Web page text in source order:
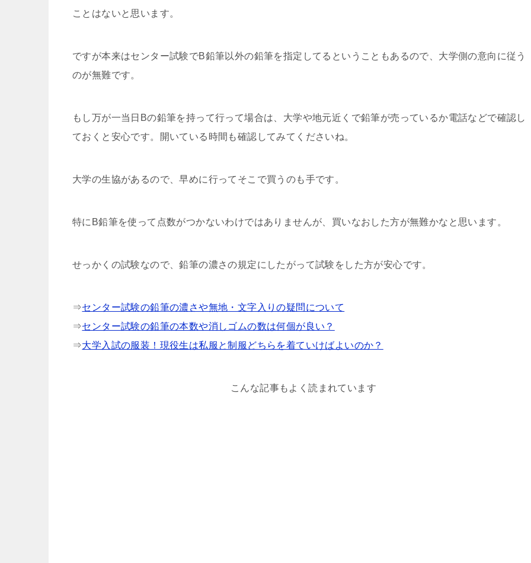
ことはないと思います。
ですが本来はセンター試験でB鉛筆以外の鉛筆を指定してるということもあるので、大学側の意向に従う
のが無難です。
もし万が一当日Bの鉛筆を持って行って場合は、大学や地元近くで鉛筆が売っているか電話などで確認し
ておくと安心です。開いている時間も確認してみてくださいね。
大学の生協があるので、早めに行ってそこで買うのも手です。
特にB鉛筆を使って点数がつかないわけではありませんが、買いなおした方が無難かなと思います。
せっかくの試験なので、鉛筆の濃さの規定にしたがって試験をした方が安心です。
⇒センター試験の鉛筆の濃さや無地・文字入りの疑問について
⇒センター試験の鉛筆の本数や消しゴムの数は何個が良い？
⇒大学入試の服装！現役生は私服と制服どちらを着ていけばよいのか？
こんな記事もよく読まれています